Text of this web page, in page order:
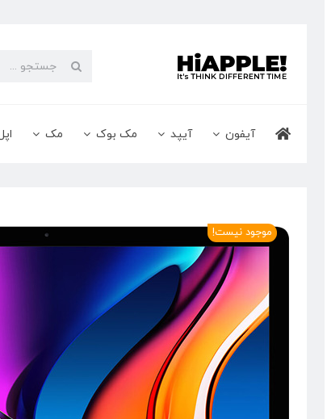
content
جستجو
آیفون آیپد مک بوک مک
موجود نیست!